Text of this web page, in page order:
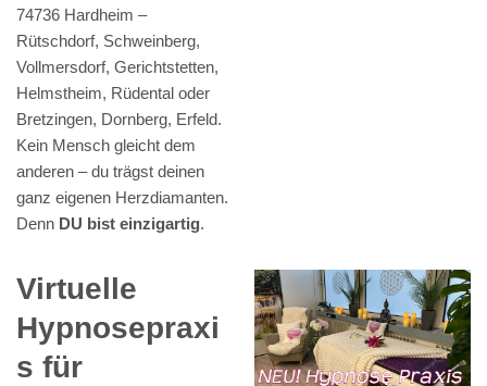
74736 Hardheim –
Rütschdorf, Schweinberg,
Vollmersdorf, Gerichtstetten,
Helmstheim, Rüdental oder
Bretzingen, Dornberg, Erfeld.
Kein Mensch gleicht dem
anderen – du trägst deinen
ganz eigenen Herzdiamanten.
Denn DU bist einzigartig.
Virtuelle
Hypnosepraxi
s für